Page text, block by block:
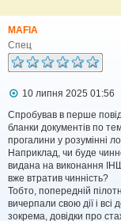
MAFIA
Спец
П
в
і
д
м
л
е
н
н
я
10 липня 2025 01:56
Спробував в перше
бланки документів по
прогалини у розумінні
Наприклад, чи буде
видана на виконання
вже втратив чинність?
Тобто, попередній
вичерпали свою дії і всі
зокрема, довідки про